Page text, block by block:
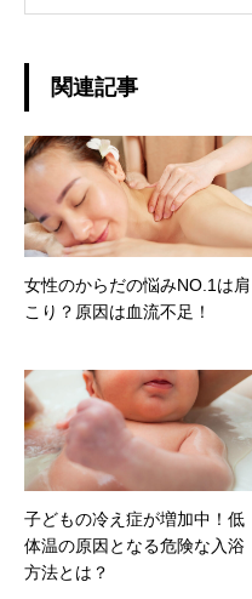
関連記事
女性のからだの悩みNO.1は肩
こり？原因は血流不足！
子どもの冷え症が増加中！低
体温の原因となる危険な入浴
方法とは？